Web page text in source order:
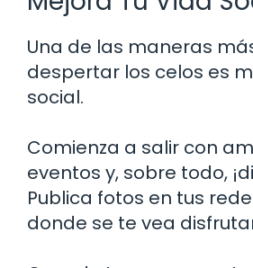
Una de las maneras
despertar los celos es
social.
Comienza a salir con
eventos y, sobre todo,
Publica fotos en tus
donde se te vea